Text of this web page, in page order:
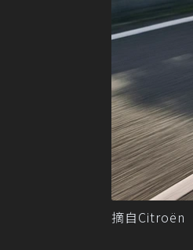
摘自Citroën